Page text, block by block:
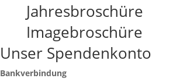
Jahresbroschüre
Imagebroschüre
Unser Spendenkonto
Bankverbindung